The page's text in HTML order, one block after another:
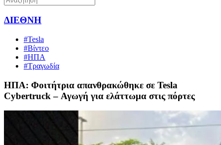
ΔΙΕΘΝΗ
#Tesla
#Βίντεο
#ΗΠΑ
#Τραγωδία
ΗΠΑ: Φοιτήτρια απανθρακώθηκε σε Tesla
Cybertruck – Αγωγή για ελάττωμα στις πόρτες